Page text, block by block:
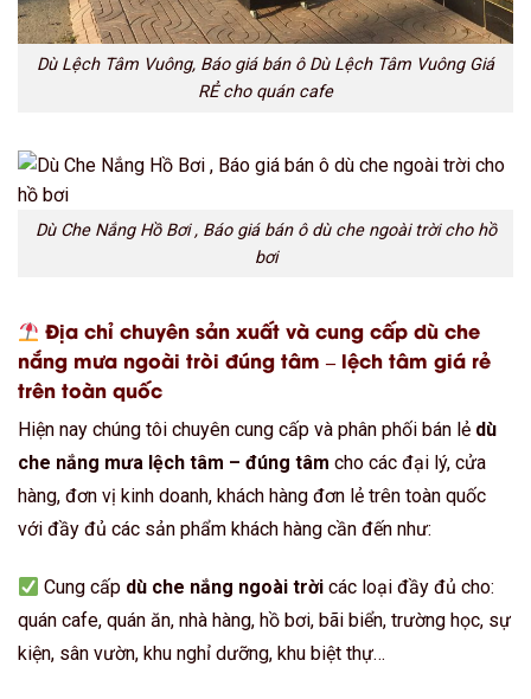
Dù Lệch Tâm Vuông, Báo giá bán ô Dù Lệch Tâm Vuông Giá
RẺ cho quán cafe
Dù Che Nắng Hồ Bơi , Báo giá bán ô dù che ngoài trời cho hồ
bơi
Địa chỉ chuyên sản xuất và cung cấp dù che
nắng mưa ngoài tròi đúng tâm – lệch tâm giá rẻ
trên toàn quốc
Hiện nay chúng tôi chuyên cung cấp và phân phối bán lẻ dù
che nắng mưa lệch tâm – đúng tâm cho các đại lý, cửa
hàng, đơn vị kinh doanh, khách hàng đơn lẻ trên toàn quốc
với đầy đủ các sản phẩm khách hàng cần đến như:
Cung cấp dù che nắng ngoài trời các loại đầy đủ cho:
quán cafe, quán ăn, nhà hàng, hồ bơi, bãi biển, trường học, sự
kiện, sân vườn, khu nghỉ dưỡng, khu biệt thự…